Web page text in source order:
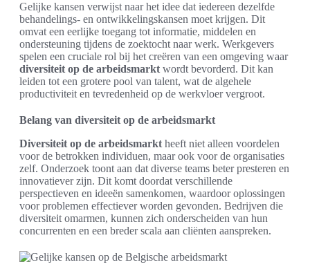
Gelijke kansen verwijst naar het idee dat iedereen dezelfde
behandelings- en ontwikkelingskansen moet krijgen. Dit
omvat een eerlijke toegang tot informatie, middelen en
ondersteuning tijdens de zoektocht naar werk. Werkgevers
spelen een cruciale rol bij het creëren van een omgeving waar
diversiteit op de arbeidsmarkt wordt bevorderd. Dit kan
leiden tot een grotere pool van talent, wat de algehele
productiviteit en tevredenheid op de werkvloer vergroot.
Belang van diversiteit op de arbeidsmarkt
Diversiteit op de arbeidsmarkt heeft niet alleen voordelen
voor de betrokken individuen, maar ook voor de organisaties
zelf. Onderzoek toont aan dat diverse teams beter presteren en
innovatiever zijn. Dit komt doordat verschillende
perspectieven en ideeën samenkomen, waardoor oplossingen
voor problemen effectiever worden gevonden. Bedrijven die
diversiteit omarmen, kunnen zich onderscheiden van hun
concurrenten en een breder scala aan cliënten aanspreken.